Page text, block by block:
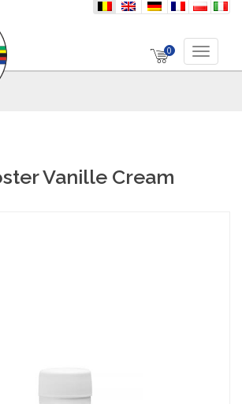
nl en de fr pl it
0 Toggle
Vanille Cream